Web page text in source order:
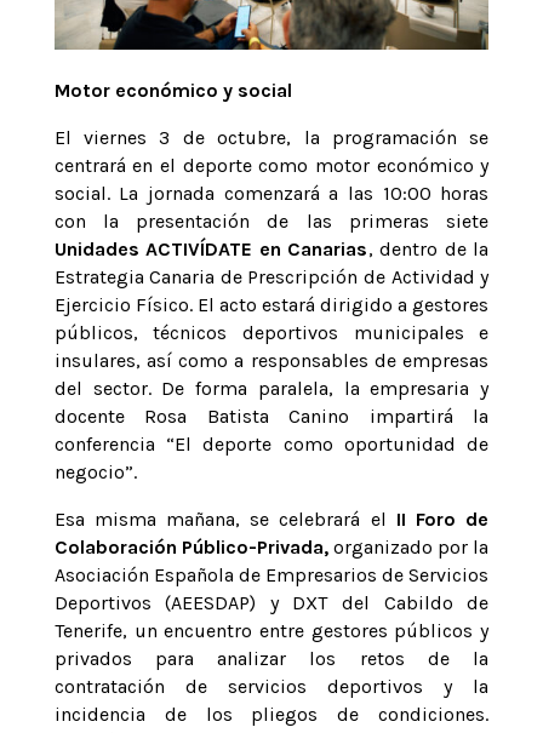
Motor económico y social
El viernes 3 de octubre, la programación se
centrará en el deporte como motor económico y
social. La jornada comenzará a las 10:00 horas
con la presentación de las primeras siete
Unidades ACTIVÍDATE en Canarias, dentro de la
Estrategia Canaria de Prescripción de Actividad y
Ejercicio Físico. El acto estará dirigido a gestores
públicos, técnicos deportivos municipales e
insulares, así como a responsables de empresas
del sector. De forma paralela, la empresaria y
docente Rosa Batista Canino impartirá la
conferencia “El deporte como oportunidad de
negocio”.
Esa misma mañana, se celebrará el II Foro de
Colaboración Público-Privada,organizado por la
Asociación Española de Empresarios de Servicios
Deportivos (AEESDAP) y DXT del Cabildo de
Tenerife, un encuentro entre gestores públicos y
privados para analizar los retos de la
contratación de servicios deportivos y la
incidencia de los pliegos de condiciones.